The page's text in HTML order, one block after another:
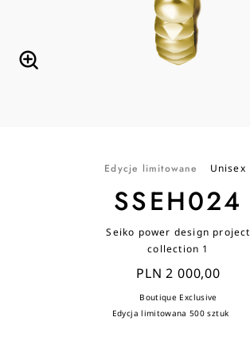
Edycje limitowane Unisex
SSEH024
Seiko power design project
collection 1
PLN 2 000,00
Boutique Exclusive
Edycja limitowana 500 sztuk